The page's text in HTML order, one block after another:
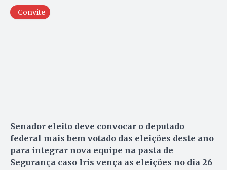
Convite
Senador eleito deve convocar o deputado
federal mais bem votado das eleições deste ano
para integrar nova equipe na pasta de
Segurança caso Iris vença as eleições no dia 26